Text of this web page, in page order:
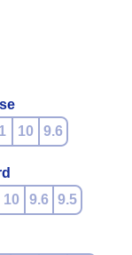
10 9.6
10 9.6 9.5